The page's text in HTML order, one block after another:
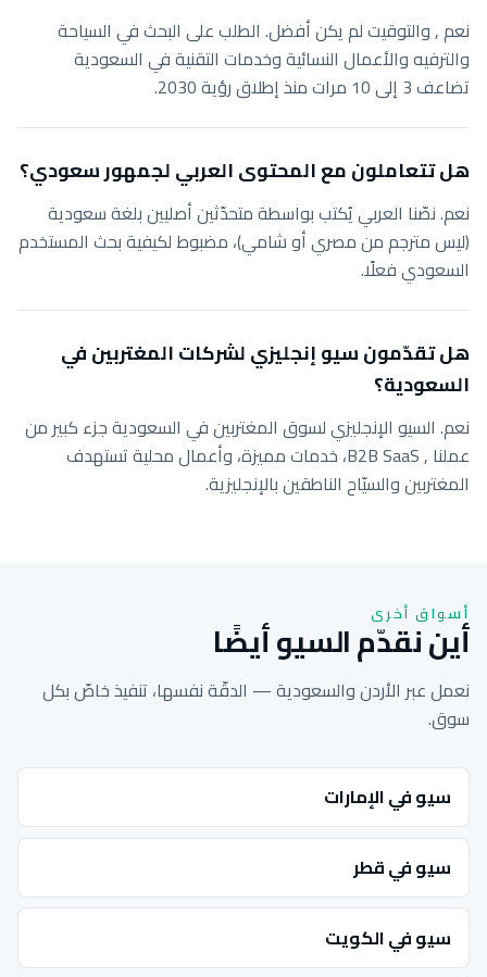
نعم , والتوقيت لم يكن أفضل. الطلب على البحث في السياحة
والترفيه والأعمال النسائية وخدمات التقنية في السعودية
تضاعف 3 إلى 10 مرات منذ إطلاق رؤية 2030.
هل تتعاملون مع المحتوى العربي لجمهور سعودي؟
نعم. نصّنا العربي يُكتب بواسطة متحدّثين أصليين بلغة سعودية
(ليس مترجم من مصري أو شامي)، مضبوط لكيفية بحث المستخدم
السعودي فعلًا.
هل تقدّمون سيو إنجليزي لشركات المغتربين في
السعودية؟
نعم. السيو الإنجليزي لسوق المغتربين في السعودية جزء كبير من
عملنا , B2B SaaS، خدمات مميزة، وأعمال محلية تستهدف
المغتربين والسيّاح الناطقين بالإنجليزية.
أسواق أخرى
أين نقدّم السيو أيضًا
نعمل عبر الأردن والسعودية — الدقّة نفسها، تنفيذ خاصّ بكل
سوق.
سيو في الإمارات
سيو في قطر
سيو في الكويت